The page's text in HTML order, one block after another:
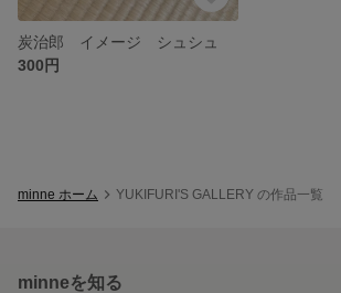
炭治郎 イメージ シュシュ
300円
minne ホーム YUKIFURI'S GALLERY の作品一覧
minneを知る